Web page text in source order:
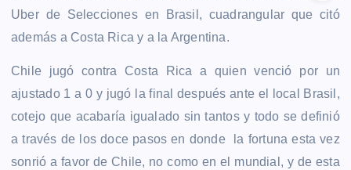
Uber de Selecciones en Brasil, cuadrangular que citó
además a Costa Rica y a la Argentina.
Chile jugó contra Costa Rica a quien venció por un
ajustado 1 a 0 y jugó la final después ante el local Brasil,
cotejo que acabaría igualado sin tantos y todo se definió
a través de los doce pasos en donde la fortuna esta vez
sonrió a favor de Chile, no como en el mundial, y de esta